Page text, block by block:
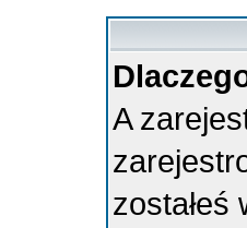
A
zostałeś